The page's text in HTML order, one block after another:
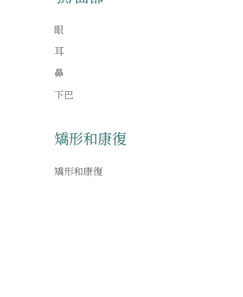
眼
耳
鼻
下巴
矯形和康復
矯形和康復